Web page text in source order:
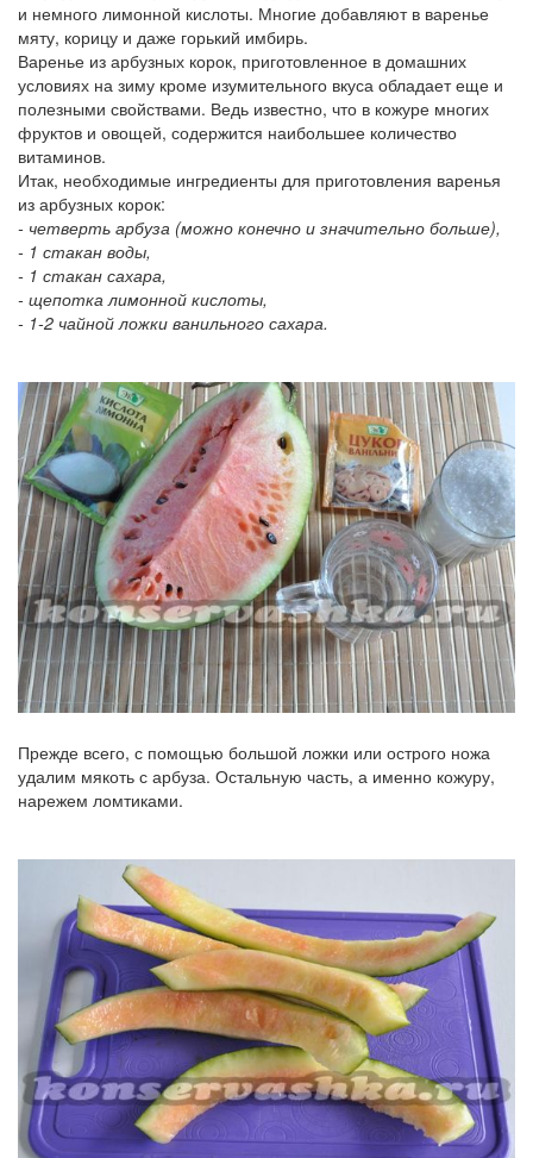
и немного лимонной кислоты. Многие добавляют в варенье
мяту, корицу и даже горький имбирь.
Варенье из арбузных корок, приготовленное в домашних
условиях на зиму кроме изумительного вкуса обладает еще и
полезными свойствами. Ведь известно, что в кожуре многих
фруктов и овощей, содержится наибольшее количество
витаминов.
Итак, необходимые ингредиенты для приготовления варенья
из арбузных корок:
- четверть арбуза (можно конечно и значительно больше),
- 1 стакан воды,
- 1 стакан сахара,
- щепотка лимонной кислоты,
- 1-2 чайной ложки ванильного сахара.
Прежде всего, с помощью большой ложки или острого ножа
удалим мякоть с арбуза. Остальную часть, а именно кожуру,
нарежем ломтиками.